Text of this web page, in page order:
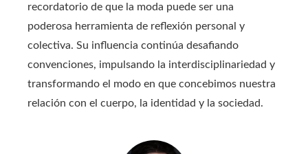
recordatorio de que la moda puede ser una
poderosa herramienta de reflexión personal y
colectiva. Su influencia continúa desafiando
convenciones, impulsando la interdisciplinariedad y
transformando el modo en que concebimos nuestra
relación con el cuerpo, la identidad y la sociedad.